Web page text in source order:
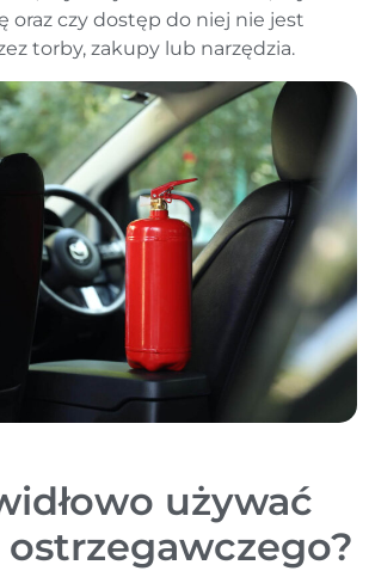
oraz czy dostęp do niej nie jest
torby, zakupy lub narzędzia.
używać